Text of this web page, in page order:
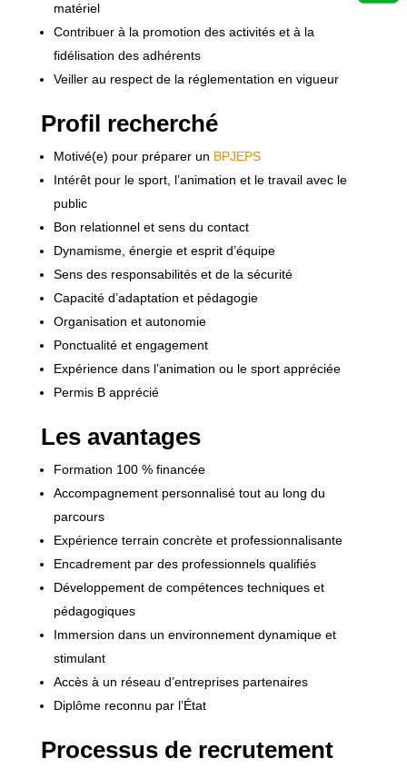
matériel
Contribuer à la promotion des activités et à la
fidélisation des adhérents
Veiller au respect de la réglementation en vigueur
Profil recherché
Motivé(e) pour préparer un BPJEPS
Intérêt pour le sport, l’animation et le travail avec le
public
Bon relationnel et sens du contact
Dynamisme, énergie et esprit d’équipe
Sens des responsabilités et de la sécurité
Capacité d’adaptation et pédagogie
Organisation et autonomie
Ponctualité et engagement
Expérience dans l’animation ou le sport appréciée
Permis B apprécié
Les avantages
Formation 100 % financée
Accompagnement personnalisé tout au long du
parcours
Expérience terrain concrète et professionnalisante
Encadrement par des professionnels qualifiés
Développement de compétences techniques et
pédagogiques
Immersion dans un environnement dynamique et
stimulant
Accès à un réseau d’entreprises partenaires
Diplôme reconnu par l’État
Processus de recrutement